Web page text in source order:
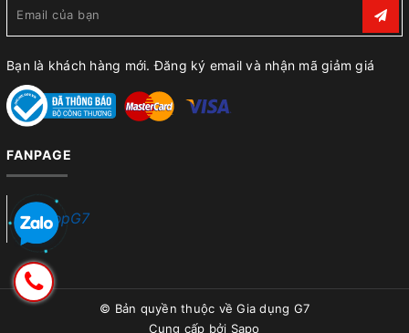
Bạn là khách hàng mới. Đăng ký email và nhận mã giảm giá
FANPAGE
ShopG7
© Bản quyền thuộc vềGia dụng G7
Cung cấp bởi Sapo